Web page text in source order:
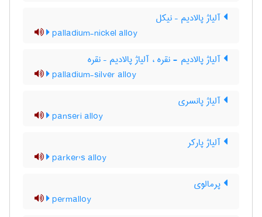
آلیاژ پالادیم – نیکل
palladium-nickel alloy
آلیاژ پالادیم - نقره ، آلیاژ پالادیم – نقره
palladium-silver alloy
آلیاژ پانسری
panseri alloy
آلیاژ پارکر
parker's alloy
پرمالوی
permalloy